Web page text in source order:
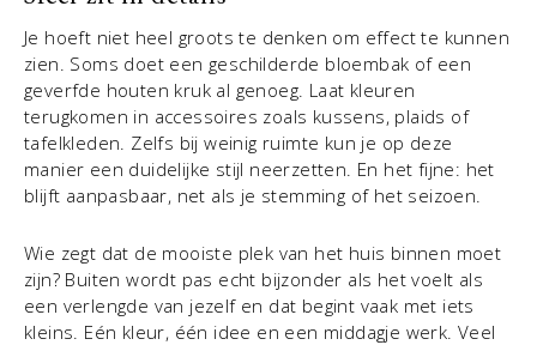
Je hoeft niet heel groots te denken om effect te kunnen
zien. Soms doet een geschilderde bloembak of een
geverfde houten kruk al genoeg. Laat kleuren
terugkomen in accessoires zoals kussens, plaids of
tafelkleden. Zelfs bij weinig ruimte kun je op deze
manier een duidelijke stijl neerzetten. En het fijne: het
blijft aanpasbaar, net als je stemming of het seizoen.
Wie zegt dat de mooiste plek van het huis binnen moet
zijn? Buiten wordt pas echt bijzonder als het voelt als
een verlengde van jezelf en dat begint vaak met iets
kleins. Eén kleur, één idee en een middagje werk. Veel